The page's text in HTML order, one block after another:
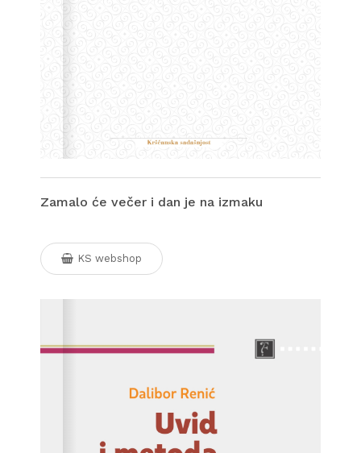
Zamalo će večer i dan je na izmaku
KS webshop